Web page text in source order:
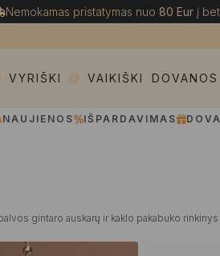
Nemokamas pristatymas nuo 80 Eur į
VYRIŠKI VAIKIŠKI
NAUJIENOS IŠPARDAVIMAS
gintaro auskarų ir kaklo pakabuko rinkinys